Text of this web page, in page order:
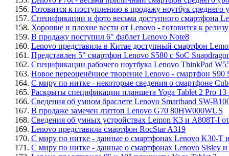
156. Готовится к поступлению в продажу ноутбук среднего
157. Спецификации и фото весьма доступного смартфона
158. Хорошие и плохие вести от Lenovo - готовится к
159. В продажу поступил 6" фаблет Lenovo Note8
160. Lenovo представила в Китае доступный смартфон
161. Представлен 5" смартфон Lenovo S580 с SoC
162. Спецификации рабочего ноутбука Lenovo ThinkPad
163. Новое переоценённое творение Lenovo - смартфон S90
164. С миру по нитке - некоторые сведения о смартфоне
165. Раскрыты спецификации планшета Yoga Tablet 2 Pro 13
166. Сведения об умном браслете Lenovo Smartband SW-
167. В продаже замечен лэптоп Lenovo G70 80HW000WUS
168. Сведения об умных устройствах Lemon K3 и A808T-I
169. Lenovo представила смартфон RocStar A319
170. С миру по нитке - данные о смартфонах Lenovo K30-T
171. С миру по нитке - данные о смартфонах Lenovo Sisley